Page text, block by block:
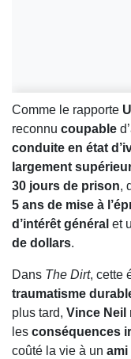
Comme le rapporte
reconnu coupable
conduite en état
largement
30 jours de prison,
5 ans de mise à
d’intérêt général et
de dollars.
Dans The Dirt, cette
traumatisme
plus tard, Vince Neil
les conséquences
coûté la vie à un ami